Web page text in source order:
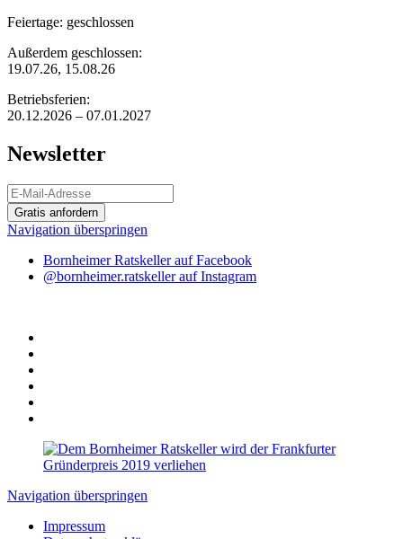
Feiertage: geschlossen
Außerdem geschlossen:
19.07.26, 15.08.26
Betriebsferien:
20.12.2026 – 07.01.2027
Newsletter
Gratis anfordern
Navigation überspringen
Bornheimer Ratskeller auf Facebook
@bornheimer.ratskeller auf Instagram
Navigation überspringen
Impressum